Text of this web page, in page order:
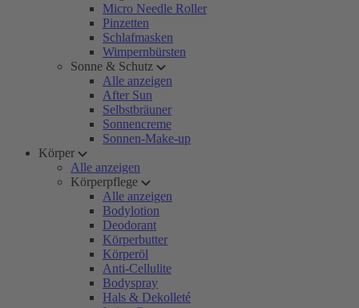
Micro Needle Roller
Pinzetten
Schlafmasken
Wimpernbürsten
Sonne & Schutz
Alle anzeigen
After Sun
Selbstbräuner
Sonnencreme
Sonnen-Make-up
Körper
Alle anzeigen
Körperpflege
Alle anzeigen
Bodylotion
Deodorant
Körperbutter
Körperöl
Anti-Cellulite
Bodyspray
Hals & Dekolleté